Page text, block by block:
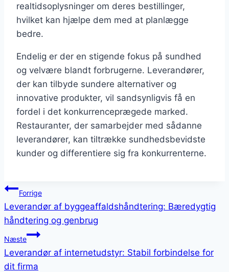
realtidsoplysninger om deres bestillinger,
hvilket kan hjælpe dem med at planlægge
bedre.
Endelig er der en stigende fokus på sundhed
og velvære blandt forbrugerne. Leverandører,
der kan tilbyde sundere alternativer og
innovative produkter, vil sandsynligvis få en
fordel i det konkurrenceprægede marked.
Restauranter, der samarbejder med sådanne
leverandører, kan tiltrække sundhedsbevidste
kunder og differentiere sig fra konkurrenterne.
Indlægsnavigation
Forrige
Leverandør af byggeaffaldshåndtering: Bæredygtig
håndtering og genbrug
Næste
Leverandør af internetudstyr: Stabil forbindelse for
dit firma